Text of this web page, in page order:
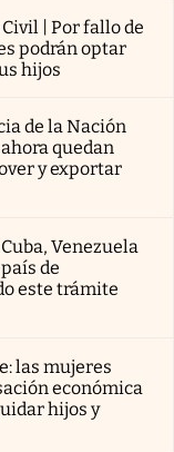
| Por fallo de
podrán optar
hijos
de la Nación
quedan
y exportar
Venezuela
de
este trámite
las mujeres
económica
hijos y